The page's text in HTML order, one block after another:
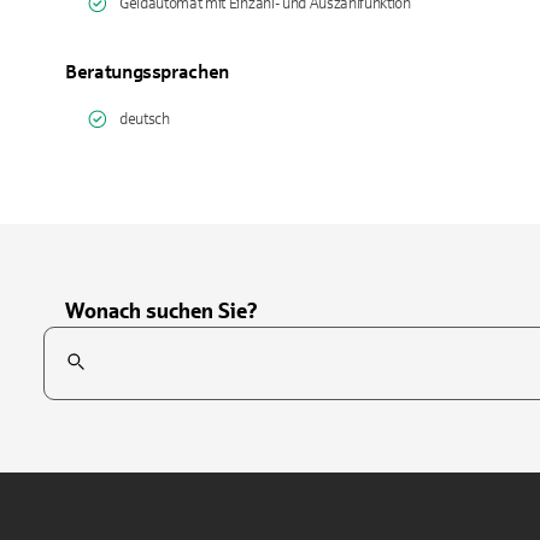
Geldautomat mit Einzahl- und Auszahlfunktion
Beratungssprachen
deutsch
Wonach suchen Sie?
Suchfeld